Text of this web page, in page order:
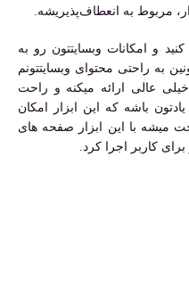
مربوط به انعطاف‌پذیریشه.
و امکانات وبسایتتون رو به
به راحتی محتوای وبسایتتونم
عالی ارائه میکنه و راحت
باشه که این ابزار امکان
میشه با این ابزار صفحه های
کاربر اجرا کرد.